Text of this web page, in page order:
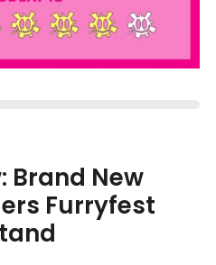
Brand New
Furryfest